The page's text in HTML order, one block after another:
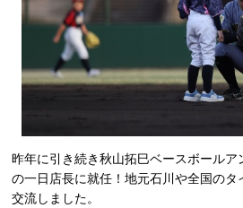
昨年に引き続き秋山拓巳ベースボール
の一日店長に就任！地元石川や全国のタ
交流しました。